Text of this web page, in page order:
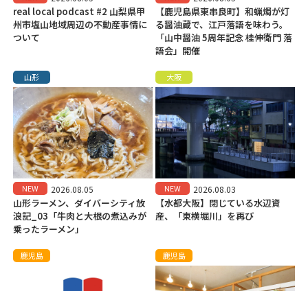
real local podcast #2 山梨県甲
州市塩山地域周辺の不動産事情に
ついて
【鹿児島県東串良町】和蝋燭が灯
る醤油蔵で、江戸落語を味わう。
「山中醤油 5周年記念 桂伸衛門 落
語会」開催
山形
NEW 2026.08.05
山形ラーメン、ダイバーシティ放
浪記_03「牛肉と大根の煮込みが
乗ったラーメン」
大阪
NEW 2026.08.03
【水都大阪】閉じている水辺資
産、「東横堀川」を再び
鹿児島 鹿児島